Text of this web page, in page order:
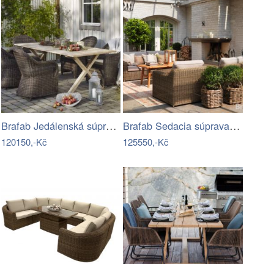
Brafab Jedálenská súprava PAULINA -…
120150,-Kč
Brafab Sedacia súprava GLENDON -…
125550,-Kč